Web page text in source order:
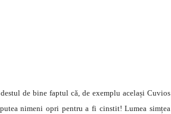
de bine faptul că, de exemplu același Cuvios
nimeni opri pentru a fi cinstit! Lumea simțea